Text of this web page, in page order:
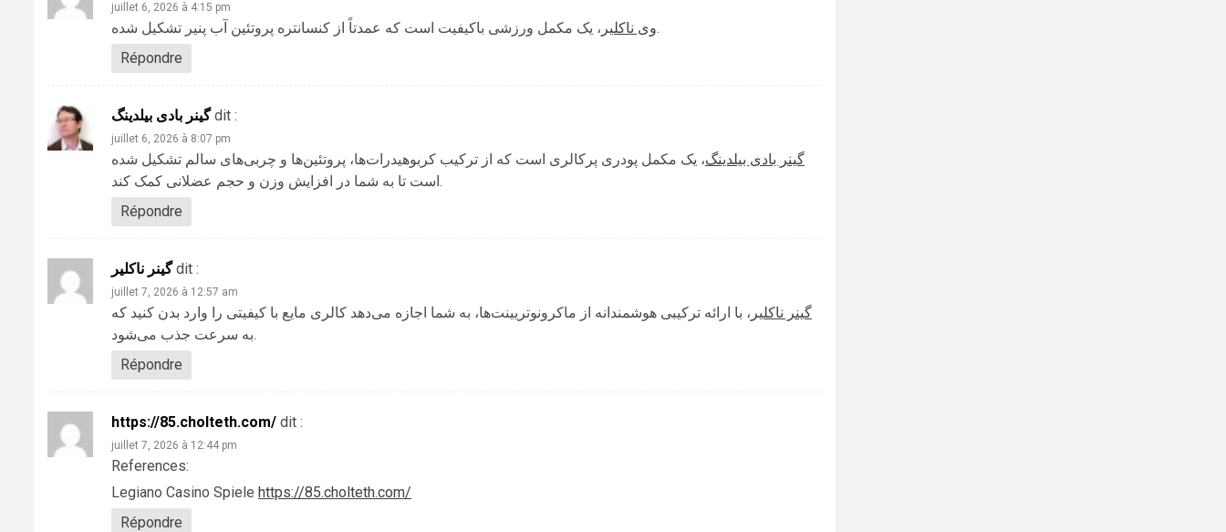
juillet 6, 2026 à 4:15 pm
وی ناکلیر، یک مکمل ورزشی باکیفیت است که عمدتاً از کنسانتره پروتئین آب پنیر تشکیل شده.
Répondre
گینر بادی بیلدینگ dit :
juillet 6, 2026 à 8:07 pm
گینر بادی بیلدینگ، یک مکمل پودری پرکالری است که از ترکیب کربوهیدرات‌ها، پروتئین‌ها و چربی‌های سالم تشکیل شده
است تا به شما در افزایش وزن و حجم عضلانی کمک کند.
Répondre
گینر ناکلیر dit :
juillet 7, 2026 à 12:57 am
گینر ناکلیر ، با ارائه ترکیبی هوشمندانه از ماکرونوتریینت‌ها، به شما اجازه می‌دهد کالری مایع با کیفیتی را وارد بدن کنید که
به سرعت جذب می‌شود.
Répondre
https://85.cholteth.com/ dit :
juillet 7, 2026 à 12:44 pm
References:
Legiano Casino Spiele https://85.cholteth.com/
Répondre